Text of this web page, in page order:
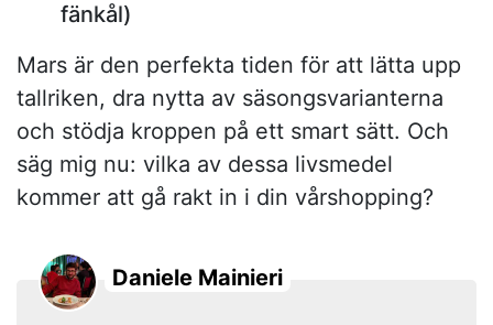
fänkål)
Mars är den perfekta tiden för att lätta upp
tallriken, dra nytta av säsongsvarianterna
och stödja kroppen på ett smart sätt. Och
säg mig nu: vilka av dessa livsmedel
kommer att gå rakt in i din vårshopping?
Daniele Mainieri